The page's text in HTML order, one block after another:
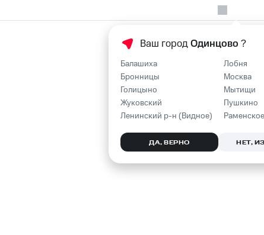
Ваш городОдинцово ?
Балашиха
Бронницы
Голицыно
Жуковский
Ленинский р-н (Видное)
Лобня
Москва
Мытищи
Пушкино
Раменское
ДА, ВЕРНО НЕТ,